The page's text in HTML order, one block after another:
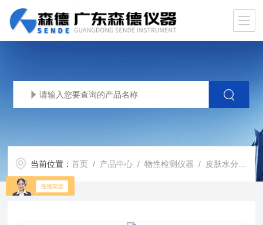
当前位置：首页 / 产品中心 /物性检测仪器 / 皮肤水分测量仪